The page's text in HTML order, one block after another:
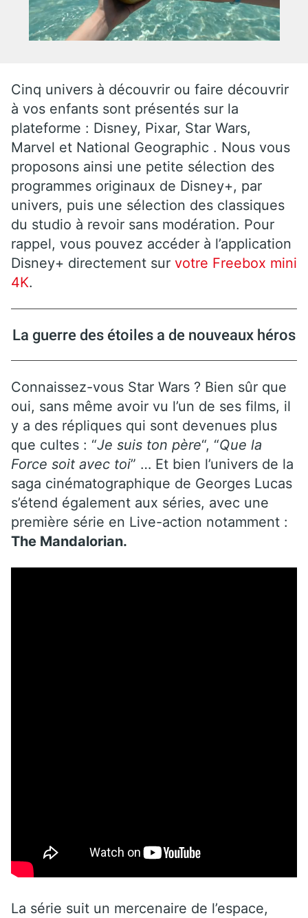
Cinq univers à découvrir ou faire découvrir
à vos enfants sont présentés sur la
plateforme : Disney, Pixar, Star Wars,
Marvel et National Geographic . Nous vous
proposons ainsi une petite sélection des
programmes originaux de Disney+, par
univers, puis une sélection des classiques
du studio à revoir sans modération. Pour
rappel, vous pouvez accéder à l’application
Disney+ directement sur votre Freebox mini
4K.
La guerre des étoiles a de nouveaux héros
Connaissez-vous Star Wars ? Bien sûr que
oui, sans même avoir vu l’un de ses films, il
y a des répliques qui sont devenues plus
que cultes : “Je suis ton père“, “Que la
Force soit avec toi” … Et bien l’univers de la
saga cinématographique de Georges Lucas
s’étend également aux séries, avec une
première série en Live-action notamment :
The Mandalorian.
La série suit un mercenaire de l’espace,